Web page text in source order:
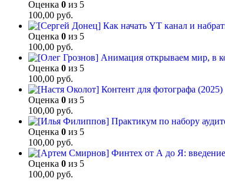
Оценка 0 из 5
100,00 руб.
Оценка 0 из 5
100,00 руб.
Оценка 0 из 5
100,00 руб.
Оценка 0 из 5
100,00 руб.
Оценка 0 из 5
100,00 руб.
Оценка 0 из 5
100,00 руб.